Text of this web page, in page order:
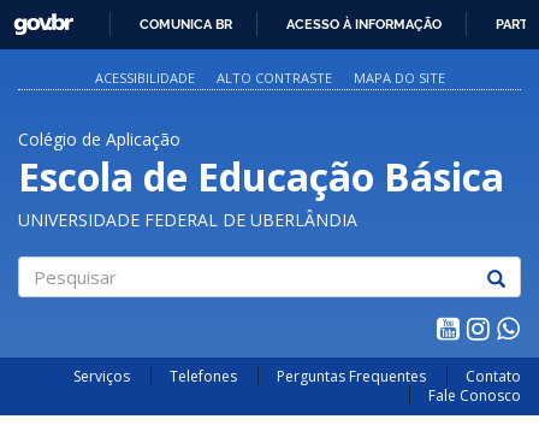
PARA
O
GOVBR
COMUNICA BR ACESSO À INFORMAÇÃO
ACESSIBILIDADE ALTO CONTRASTE MAPA DO SITE
Colégio de Aplicação
Escola de Educação Básica
UNIVERSIDADE FEDERAL DE UBERLÂNDIA
Serviços Telefones Perguntas Frequentes
Contato
Fale Conosco